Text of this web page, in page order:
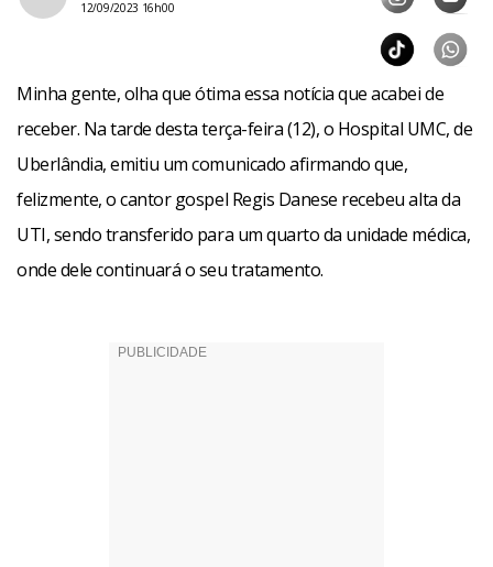
12/09/2023 16h00
Minha gente, olha que ótima essa notícia que acabei de
receber. Na tarde desta terça-feira (12), o Hospital UMC, de
Uberlândia, emitiu um comunicado afirmando que,
felizmente, o cantor gospel Regis Danese recebeu alta da
UTI, sendo transferido para um quarto da unidade médica,
onde dele continuará o seu tratamento.